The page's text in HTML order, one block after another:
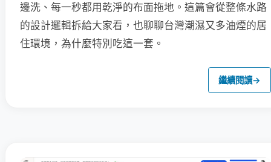
邊洗、每一秒都用乾淨的布面拖地。這篇會從整條水路
的設計邏輯拆給大家看，也聊聊台灣潮濕又多油煙的居
住環境，為什麼特別吃這一套。
繼續閱讀→